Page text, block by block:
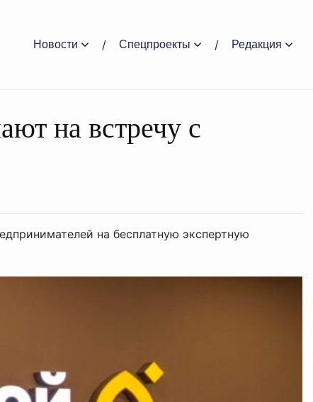
Новости Спецпроекты Редакция
на встречу с
на бесплатную экспертную